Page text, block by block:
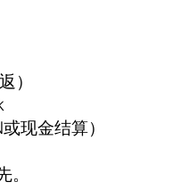
金结算）